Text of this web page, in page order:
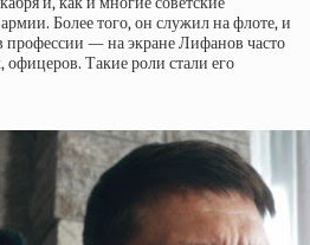
Более того, он служил на флоте, и
профессии — на экране Лифанов часто
офицеров. Такие роли стали его